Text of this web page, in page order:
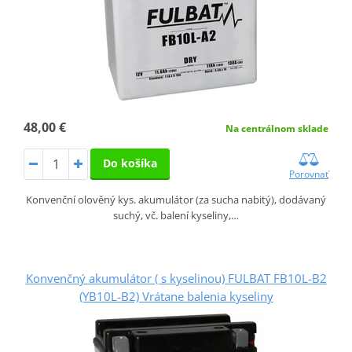
48,00 € Na centrálnom sklade
Do košíka
Porovnať
Konvenční olověný kys. akumulátor (za sucha nabitý), dodávaný
suchý, vč. balení kyseliny,…
Konvenčný akumulátor ( s kyselinou) FULBAT FB10L-B2
(YB10L-B2) Vrátane balenia kyseliny